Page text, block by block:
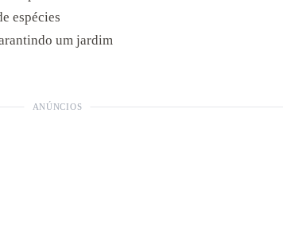
espécies
um jardim
ANÚNCIOS